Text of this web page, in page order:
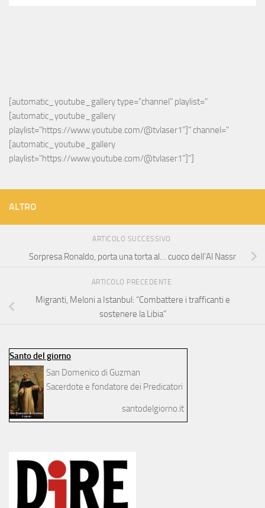
[automatic_youtube_gallery type="channel" playlist="
[automatic_youtube_gallery
playlist="https://www.youtube.com/@tvlaser1"]" channel="
[automatic_youtube_gallery
playlist="https://www.youtube.com/@tvlaser1"]"]
ALTRO
ARTICOLO SUCCESSIVO
Sorpresa Ronaldo, porta una torta al… cuoco dell’Al Nassr
ARTICOLO PRECEDENTE
Migranti, Meloni a Istanbul: “Combattere i trafficanti e
sostenere la Libia”
Santo del giorno
San Domenico di Guzman
Sacerdote e fondatore dei Predicatori
santodelgiorno.it